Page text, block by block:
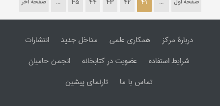
صفحه اول ...
41
42
43
44
45
... صفحه آخر
دربارۀ مرکز همکاری علمی مداخل جدید
انتشارات
شرایط استفاده
عضویت در کتابخانه
انجمن حامیان
تماس با ما
تارنمای پیشین